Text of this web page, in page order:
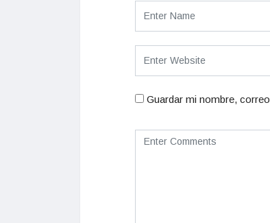
Guardar mi nombre,